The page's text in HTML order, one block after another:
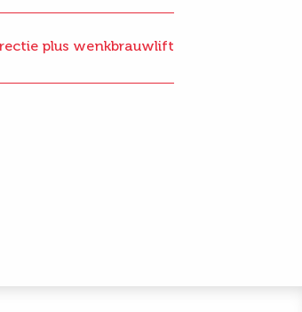
plus wenkbrauwlift